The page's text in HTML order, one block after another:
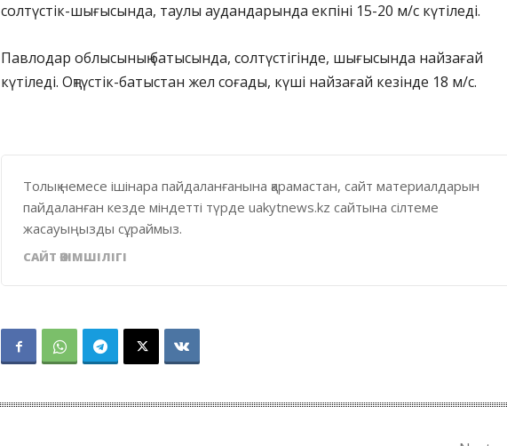
солтүстік-шығысында, таулы аудандарында екпіні 15-20 м/с күтіледі.
Павлодар облысының батысында, солтүстігінде, шығысында найзағай
күтіледі. Оңтүстік-батыстан жел соғады, күші найзағай кезінде 18 м/с.
Толық немесе ішінара пайдаланғанына қарамастан, сайт материалдарын
пайдаланған кезде міндетті түрде uakytnews.kz сайтына сілтеме
жасауыңызды сұраймыз.
САЙТ ӘКІМШІЛІГІ